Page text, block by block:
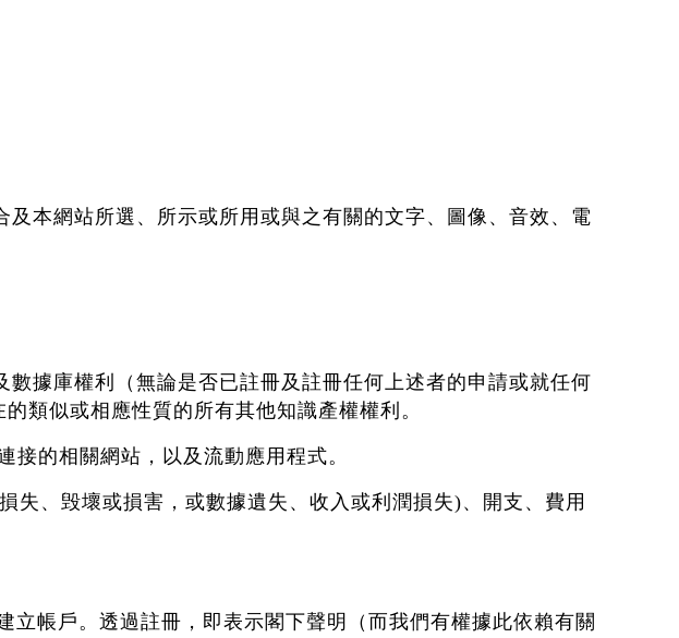
本網站所選、所示或所用或與之有關的文字、圖像、音效、電
據庫權利（無論是否已註冊及註冊任何上述者的申請或就任何
類似或相應性質的所有其他知識產權權利。
的相關網站，以及流動應用程式。
失、毁壞或損害，或數據遺失、收入或利潤損失)、開支、費用
帳戶。透過註冊，即表示閣下聲明（而我們有權據此依賴有關